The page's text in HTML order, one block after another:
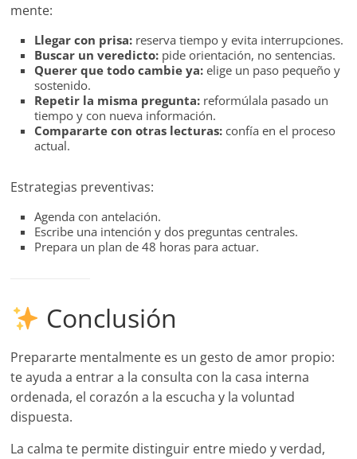
mente:
Llegar con prisa: reserva tiempo y evita interrupciones.
Buscar un veredicto: pide orientación, no sentencias.
Querer que todo cambie ya: elige un paso pequeño y
sostenido.
Repetir la misma pregunta: reformúlala pasado un
tiempo y con nueva información.
Compararte con otras lecturas: confía en el proceso
actual.
Estrategias preventivas:
Agenda con antelación.
Escribe una intención y dos preguntas centrales.
Prepara un plan de 48 horas para actuar.
Conclusión
Prepararte mentalmente es un gesto de amor propio:
te ayuda a entrar a la consulta con la casa interna
ordenada, el corazón a la escucha y la voluntad
dispuesta.
La calma te permite distinguir entre miedo y verdad,